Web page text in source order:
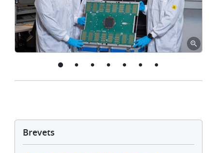
Brevets